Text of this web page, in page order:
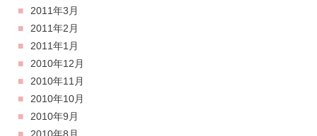
2011年3月
2011年2月
2011年1月
2010年12月
2010年11月
2010年10月
2010年9月